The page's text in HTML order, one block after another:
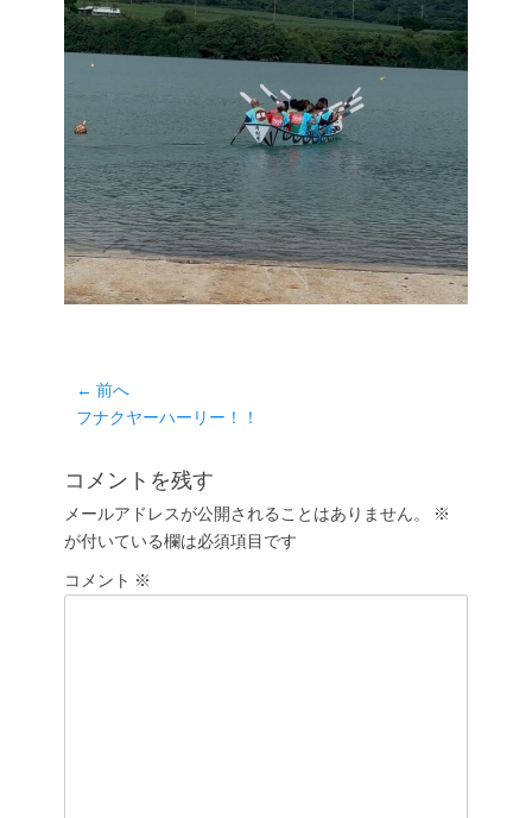
投
稿
ビ
ゲ
ー
シ
← 前へ
前
投
フナクヤーハーリー！！
コメントを残す
メールアドレスが公開されることはありません。
※
が付いている欄は必須項目です
コメント ※